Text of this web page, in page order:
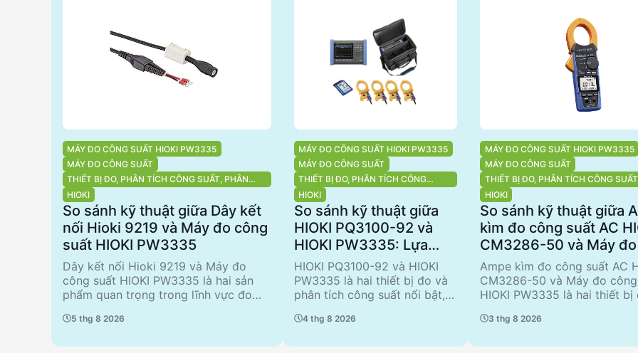
MÁY ĐO CÔNG SUẤT HIOKI PW3335
MÁY ĐO CÔNG SUẤT
THIẾT BỊ ĐO, PHÂN TÍCH CÔNG SUẤT, PHÂN
TÍCH CHẤT LƯỢNG ĐIỆN NĂNG
HIOKI
So sánh kỹ thuật giữa Dây kết
nối Hioki 9219 và Máy đo công
suất HIOKI PW3335
Dây kết nối Hioki 9219 và Máy đo
công suất HIOKI PW3335 là hai sản
phẩm quan trọng trong lĩnh vực đo
Dây kết nối 9219, với đầu ra BNC và
5 thg 8 2026
MÁY ĐO CÔNG SUẤT HIOKI PW3335
MÁY ĐO CÔNG SUẤT
THIẾT BỊ ĐO, PHÂN TÍCH CÔNG
SUẤT, PHÂN TÍCH CHẤT LƯỢNG
ĐIỆN NĂNG
HIOKI
So sánh kỹ thuật giữa
HIOKI PQ3100-92 và
HIOKI PW3335: Lựa
chọn tối ưu cho phân
tích chất lượng điện
HIOKI PQ3100-92 và HIOKI
PW3335 là hai thiết bị đo và
phân tích công suất nổi bật,
cầu phân tích chất lượng điện
4 thg 8 2026
MÁY ĐO CÔNG SUẤT HIOKI PW3335
MÁY ĐO CÔNG SUẤT
THIẾT BỊ ĐO, PHÂN TÍCH CÔNG
TÍCH CHẤT LƯỢNG ĐIỆN NĂNG
HIOKI
So sánh kỹ thuật giữa
kìm đo công suất AC
CM3286-50 và Máy
suất HIOKI PW3335
Ampe kìm đo công suất AC
CM3286-50 và Máy đo
HIOKI PW3335 là hai thiết
50 nổi bật với khả năng đo
3 thg 8 2026